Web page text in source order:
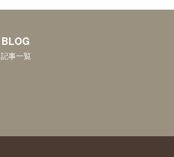
BLOG
記事一覧